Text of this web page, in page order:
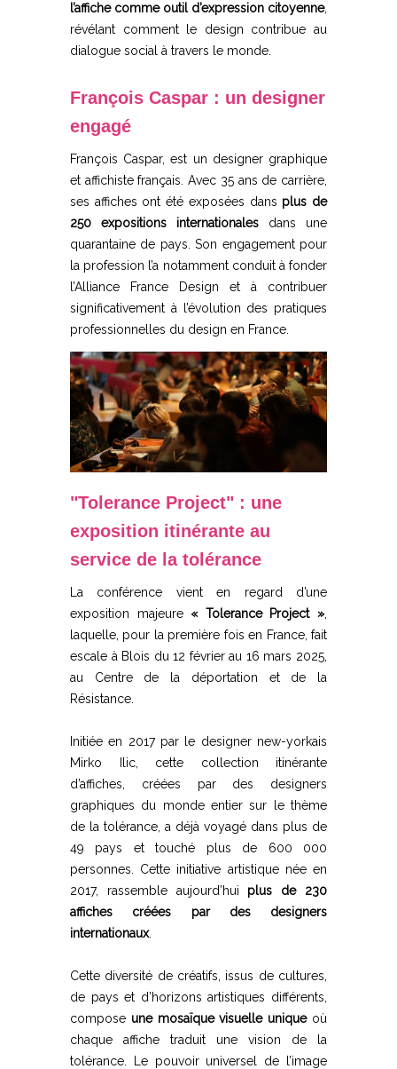
l’affiche comme outil d’expression citoyenne,
révélant comment le design contribue au
dialogue social à travers le monde.
François Caspar : un designer
engagé
François Caspar, est un designer graphique
et affichiste français. Avec 35 ans de carrière,
ses affiches ont été exposées dans plus de
250 expositions internationales dans une
quarantaine de pays. Son engagement pour
la profession l’a notamment conduit à fonder
l’Alliance France Design et à contribuer
significativement à l’évolution des pratiques
professionnelles du design en France.
"Tolerance Project" : une
exposition itinérante au
service de la tolérance
La conférence vient en regard d’une
exposition majeure « Tolerance Project »
laquelle, pour la première fois en France, fait
escale à Blois du 12 février au 16 mars 2025,
au Centre de la déportation et de la
Résistance.
Initiée en 2017 par le designer new-yorkais
Mirko Ilic, cette collection itinérante
d’affiches, créées par des designers
graphiques du monde entier sur le thème
de la tolérance, a déjà voyagé dans plus de
49 pays et touché plus de 600 000
personnes. Cette initiative artistique née en
2017, rassemble aujourd’hui plus de 230
affiches créées par des designers
internationaux.
Cette diversité de créatifs, issus de cultures,
de pays et d’horizons artistiques différents,
compose une mosaïque visuelle uniqueoù
chaque affiche traduit une vision de la
tolérance. Le pouvoir universel de l’image